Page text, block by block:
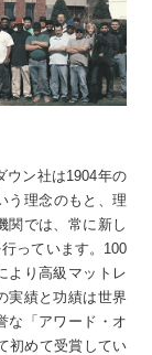
ウン社は1904年の
う理念のもと、理
関では、常に新し
っています。100
より高級マットレ
実績と功績は世界
な「アワード・オ
初めて受賞してい